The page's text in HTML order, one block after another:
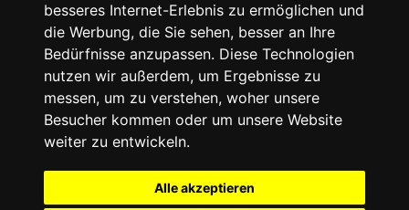
besseres Internet-Erlebnis zu ermöglichen und
die Werbung, die Sie sehen, besser an Ihre
Bedürfnisse anzupassen. Diese Technologien
nutzen wir außerdem, um Ergebnisse zu
messen, um zu verstehen, woher unsere
Besucher kommen oder um unsere Website
weiter zu entwickeln.
Alle akzeptieren